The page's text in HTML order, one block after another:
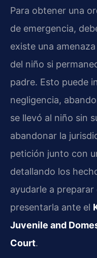
Para obtener una
de emergencia,
existe una
del niño si
padre. Esto puede
negligencia,
se llevó al niño sin
abandonar la
petición junto con
detallando los
ayudarle a
presentarla ante el
Juvenile and
Court.